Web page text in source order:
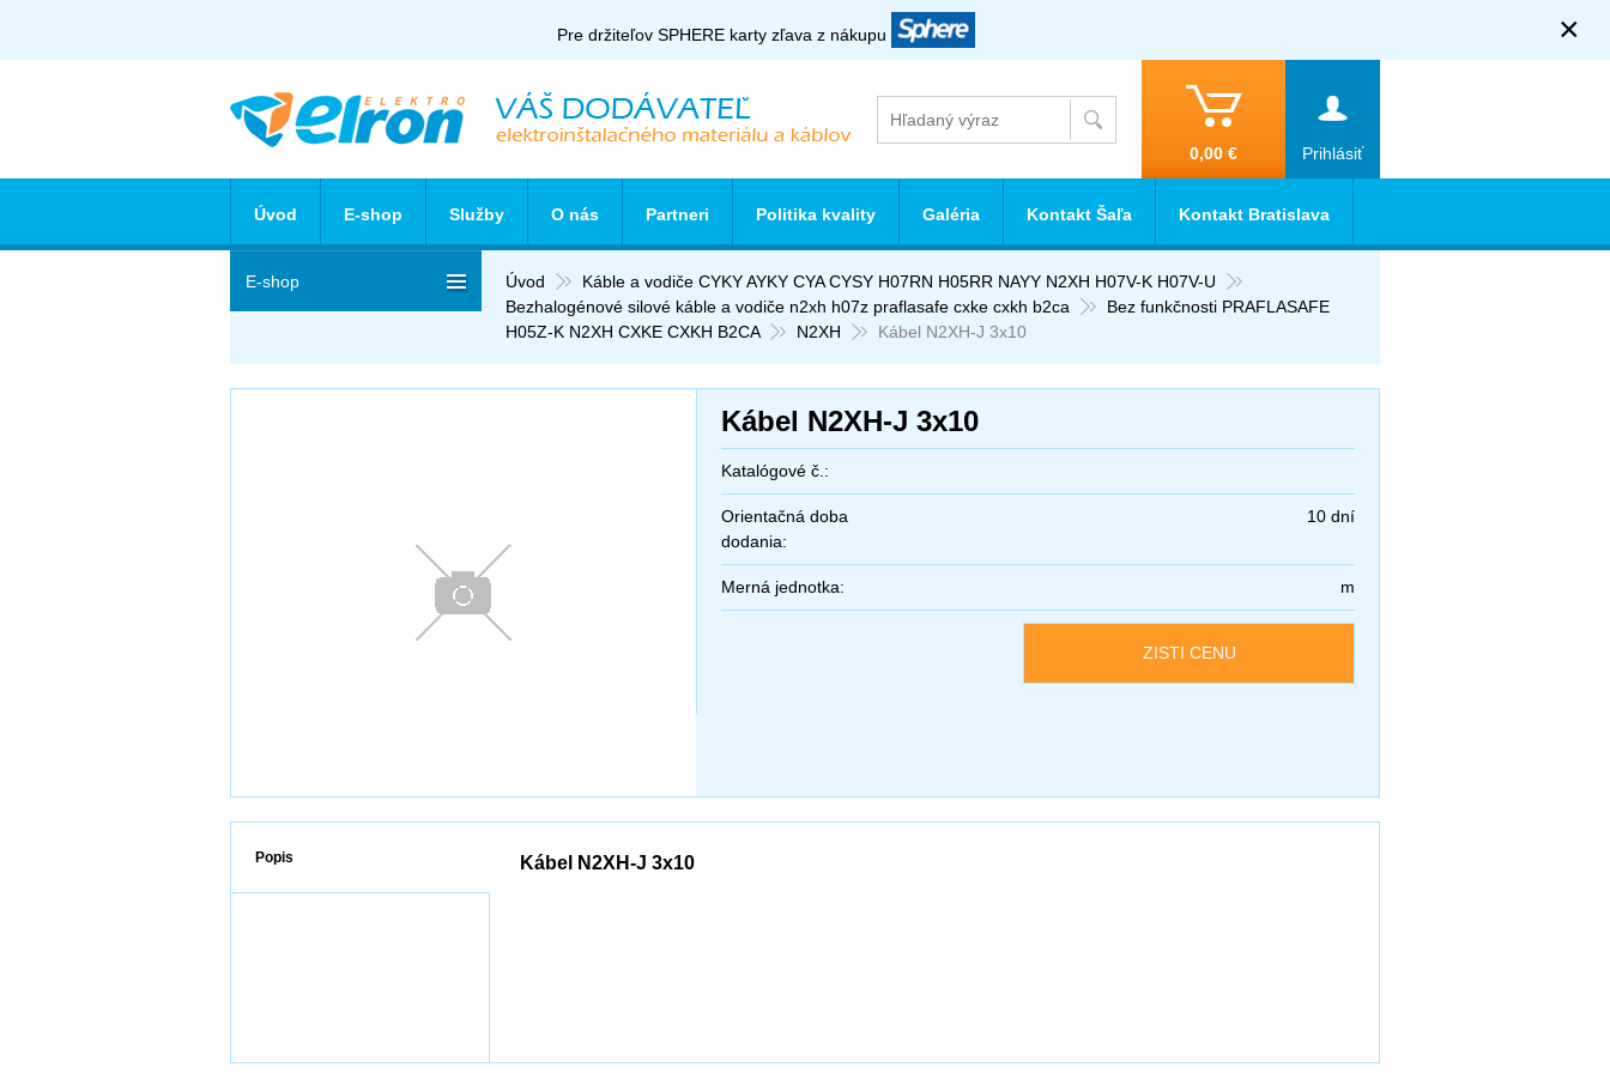
Pre držiteľov SPHERE karty zľava z nákupu ×
Prihlásiť
0,00 €
Úvod
Káble a vodiče CYKY AYKY CYA CYSY H07RN H05RR NAYY N2XH H07V-K H07V-U
Bezhalogénové silové káble a vodiče n2xh h07z praflasafe cxke cxkh b2ca
Bez funkčnosti PRAFLASAFE
H05Z-K N2XH CXKE CXKH B2CA
N2XH Kábel N2XH-J 3x10
Kábel N2XH-J 3x10
Katalógové č.:
Orientačná doba
dodania:
10 dní
Merná jednotka: m
ZISTI CENU
Popis Kábel N2XH-J 3x10
E-shop
Úvod E-shop Služby O nás Partneri Politika kvality Galéria Kontakt Šaľa Kontakt Bratislava